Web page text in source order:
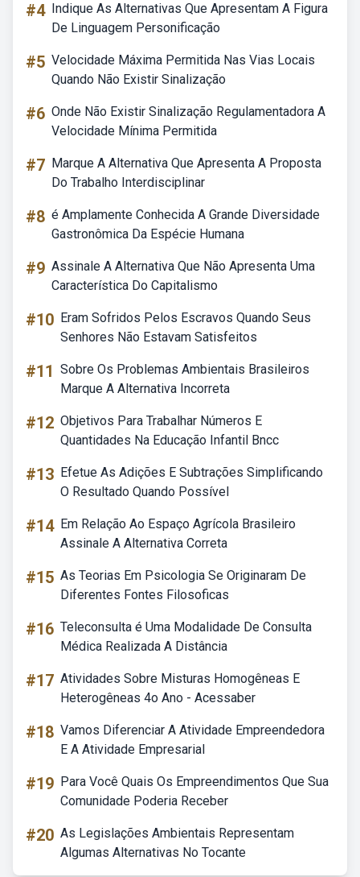
#4 Indique As Alternativas Que Apresentam A Figura
De Linguagem Personificação
#5 Velocidade Máxima Permitida Nas Vias Locais
Quando Não Existir Sinalização
#6 Onde Não Existir Sinalização Regulamentadora A
Velocidade Mínima Permitida
#7 Marque A Alternativa Que Apresenta A Proposta
Do Trabalho Interdisciplinar
#8 é Amplamente Conhecida A Grande Diversidade
Gastronômica Da Espécie Humana
#9 Assinale A Alternativa Que Não Apresenta Uma
Característica Do Capitalismo
#10 Eram Sofridos Pelos Escravos Quando Seus
Senhores Não Estavam Satisfeitos
#11 Sobre Os Problemas Ambientais Brasileiros
Marque A Alternativa Incorreta
#12 Objetivos Para Trabalhar Números E
Quantidades Na Educação Infantil Bncc
#13 Efetue As Adições E Subtrações Simplificando
O Resultado Quando Possível
#14 Em Relação Ao Espaço Agrícola Brasileiro
Assinale A Alternativa Correta
#15 As Teorias Em Psicologia Se Originaram De
Diferentes Fontes Filosoficas
#16 Teleconsulta é Uma Modalidade De Consulta
Médica Realizada A Distância
#17 Atividades Sobre Misturas Homogêneas E
Heterogêneas 4o Ano - Acessaber
#18 Vamos Diferenciar A Atividade Empreendedora
E A Atividade Empresarial
#19 Para Você Quais Os Empreendimentos Que Sua
Comunidade Poderia Receber
#20 As Legislações Ambientais Representam
Algumas Alternativas No Tocante